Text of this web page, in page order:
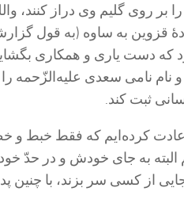
بر روی گلیم وی دراز کنند،
قزوین به ساوه (به قول
که دست یاری و همکاری
نامی سعدی علیه‌الزّحمه را
ثبت کند.
عادت کرده‌ایم که فقط خبط و
البته به جای خودش و در حدّ
از کسی سر بزند، با چنین